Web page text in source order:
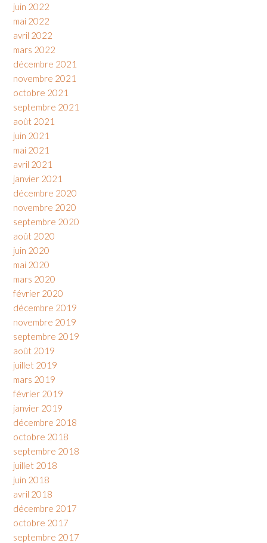
juin 2022
mai 2022
avril 2022
mars 2022
décembre 2021
novembre 2021
octobre 2021
septembre 2021
août 2021
juin 2021
mai 2021
avril 2021
janvier 2021
décembre 2020
novembre 2020
septembre 2020
août 2020
juin 2020
mai 2020
mars 2020
février 2020
décembre 2019
novembre 2019
septembre 2019
août 2019
juillet 2019
mars 2019
février 2019
janvier 2019
décembre 2018
octobre 2018
septembre 2018
juillet 2018
juin 2018
avril 2018
décembre 2017
octobre 2017
septembre 2017